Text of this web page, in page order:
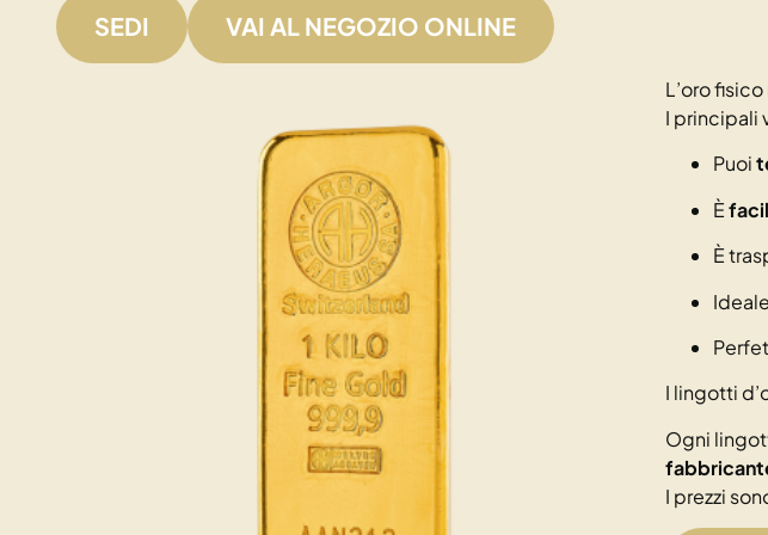
SEDI VAI AL NEGOZIO ONLINE
L’oro
I principali
Puoi
È
È
I lingotti
Ogni
I prezzi